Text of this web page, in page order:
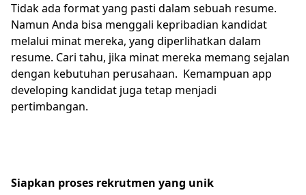
Tidak ada format yang pasti dalam sebuah resume.
Namun Anda bisa menggali kepribadian kandidat
melalui minat mereka, yang diperlihatkan dalam
resume. Cari tahu, jika minat mereka memang sejalan
dengan kebutuhan perusahaan. Kemampuan app
developing kandidat juga tetap menjadi
pertimbangan.
Siapkan proses rekrutmen yang unik